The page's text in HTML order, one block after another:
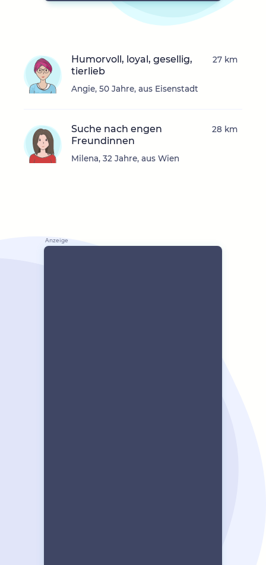
Humorvoll, loyal, gesellig,
tierlieb
Angie, 50 Jahre, aus Eisenstadt
27 km
Suche nach engen
Freundinnen
Milena, 32 Jahre, aus Wien
28 km